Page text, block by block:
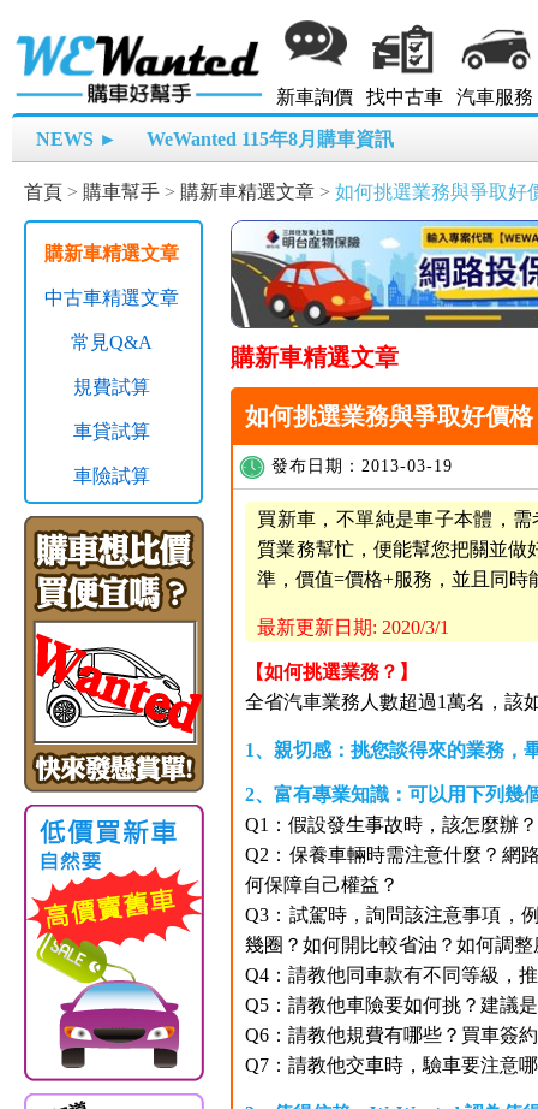
新車詢價 找中古車 汽車服務
NEWS ► WeWanted 115年8月購車資訊
首頁 > 購車幫手 > 購新車精選文章 > 如何挑選業務與爭取好
購新車精選文章
中古車精選文章
常見Q&A
規費試算
車貸試算
車險試算
購新車精選文章
如何挑選業務與爭取好價格
發布日期：2013-03-19
買新車，不單純是車子本體，
質業務幫忙，便能幫您把關並做
準，價值=價格+服務，並且同
最新更新日期: 2020/3/1
【如何挑選業務？】
全省汽車業務人數超過1萬名，該
1、親切感：挑您談得來的業務，
2、富有專業知識：可以用下列幾
Q1：假設發生事故時，該怎麼辦
Q2：保養車輛時需注意什麼？網
何保障自己權益？
Q3：試駕時，詢問該注意事項，
幾圈？如何開比較省油？如何調
Q4：請教他同車款有不同等級，
Q5：請教他車險要如何挑？建議
Q6：請教他規費有哪些？買車簽
Q7：請教他交車時，驗車要注意